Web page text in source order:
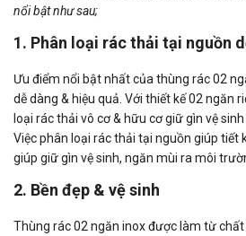
nổi bật như sau;
1. Phân loại rác thải tại nguồn
Ưu điểm nổi bật nhất của thùng rác 02
dễ dàng & hiệu quả. Với thiết kế 02 ngăn
loại rác thải vô cơ & hữu cơ giữ gìn vệ
Việc phân loại rác thải tại nguồn giúp tiết
giúp giữ gìn vệ sinh, ngăn mùi ra môi
2. Bền đẹp & vệ sinh
Thùng rác 02 ngăn inox được làm từ chất